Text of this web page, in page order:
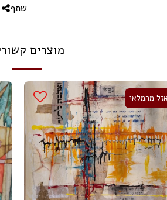
שתף
מוצרים
מהמלאי